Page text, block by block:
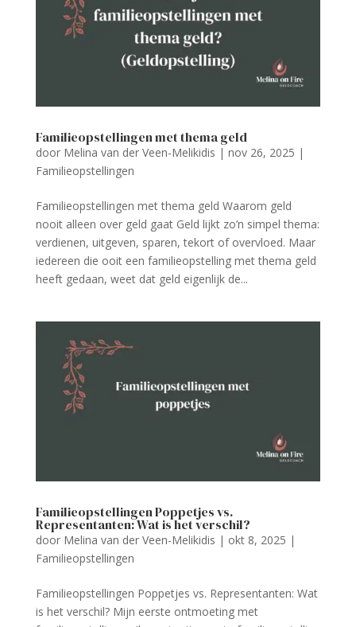
Familieopstellingen met thema geld
door Melina van der Veen-Melikidis | nov 26, 2025 |
Familieopstellingen
Familieopstellingen met thema geld Waarom geld
nooit alleen over geld gaat Geld lijkt zo’n simpel thema:
verdienen, uitgeven, sparen, tekort of overvloed. Maar
iedereen die ooit een familieopstelling met thema geld
heeft gedaan, weet dat geld eigenlijk de...
Familieopstellingen Poppetjes vs.
Representanten: Wat is het verschil?
door Melina van der Veen-Melikidis | okt 8, 2025 |
Familieopstellingen
Familieopstellingen Poppetjes vs. Representanten: Wat
is het verschil? Mijn eerste ontmoeting met